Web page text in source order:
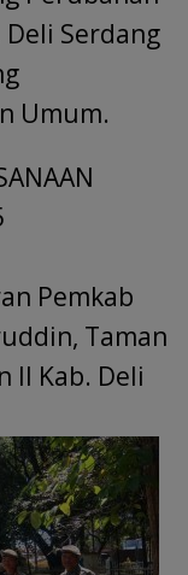
Serdang
Umum.
Pemkab
Taman
II Kab. Deli